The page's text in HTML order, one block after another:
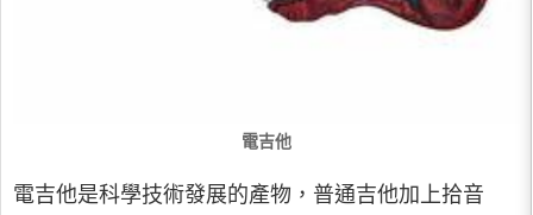
電吉他
電吉他是科學技術發展的產物，普通吉他加上拾音